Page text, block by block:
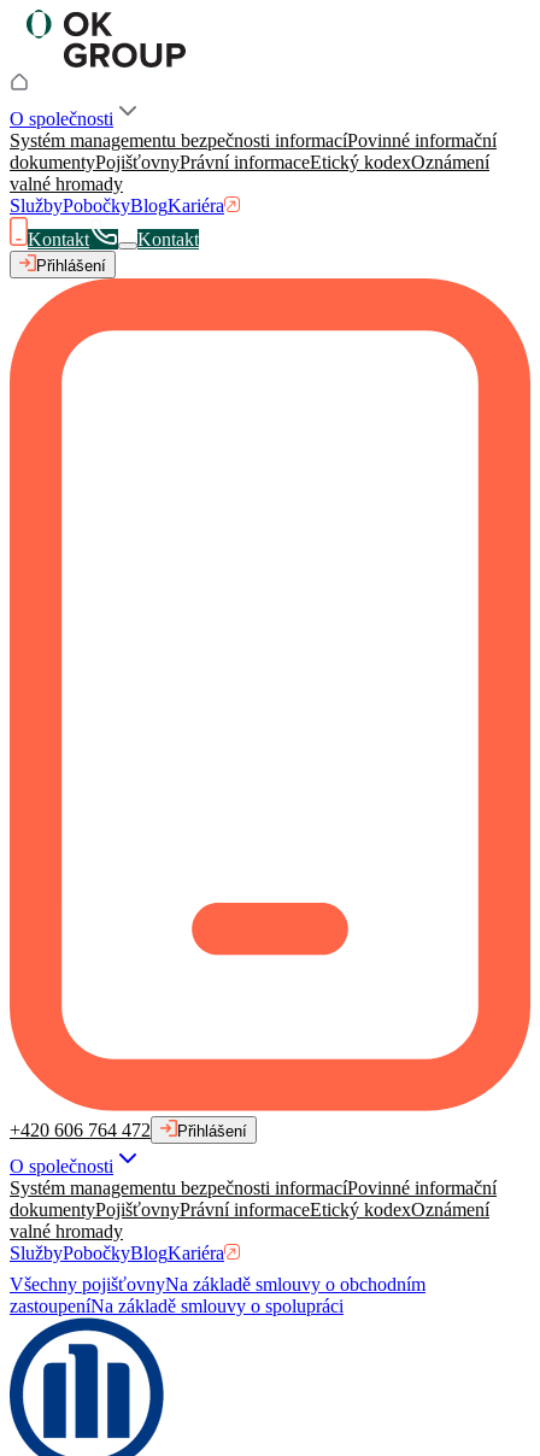
O společnosti
Systém managementu bezpečnosti informacíPovinné informační
dokumentyPojišťovnyPrávní informaceEtický kodexOznámení
valné hromady
SlužbyPobočkyBlogKariéra
Kontakt
Kontakt
Přihlášení
+420 606 764 472 Přihlášení
O společnosti
Systém managementu bezpečnosti informacíPovinné informační
dokumentyPojišťovnyPrávní informaceEtický kodexOznámení
valné hromady
SlužbyPobočkyBlogKariéra
Všechny pojišťovnyNa základě smlouvy o obchodním
zastoupeníNa základě smlouvy o spolupráci